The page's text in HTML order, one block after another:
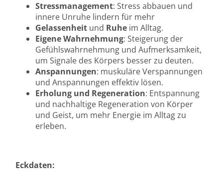
Stressmanagement: Stress abbauen und
innere Unruhe lindern für mehr
Gelassenheit und Ruhe im Alltag.
Eigene Wahrnehmung: Steigerung der
Gefühlswahrnehmung und Aufmerksamkeit,
um Signale des Körpers besser zu deuten.
Anspannungen: muskuläre Verspannungen
und Anspannungen effektiv lösen.
Erholung und Regeneration: Entspannung
und nachhaltige Regeneration von Körper
und Geist, um mehr Energie im Alltag zu
erleben.
Eckdaten: